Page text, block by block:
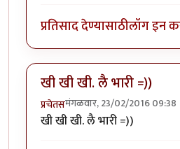
प्रतिसाद देण्यासाठीलॉग इन
खी खी खी. लै भारी =))
प्रचेतसमंगळवार, 23/02/2016 09:38
खी खी खी. लै भारी =))